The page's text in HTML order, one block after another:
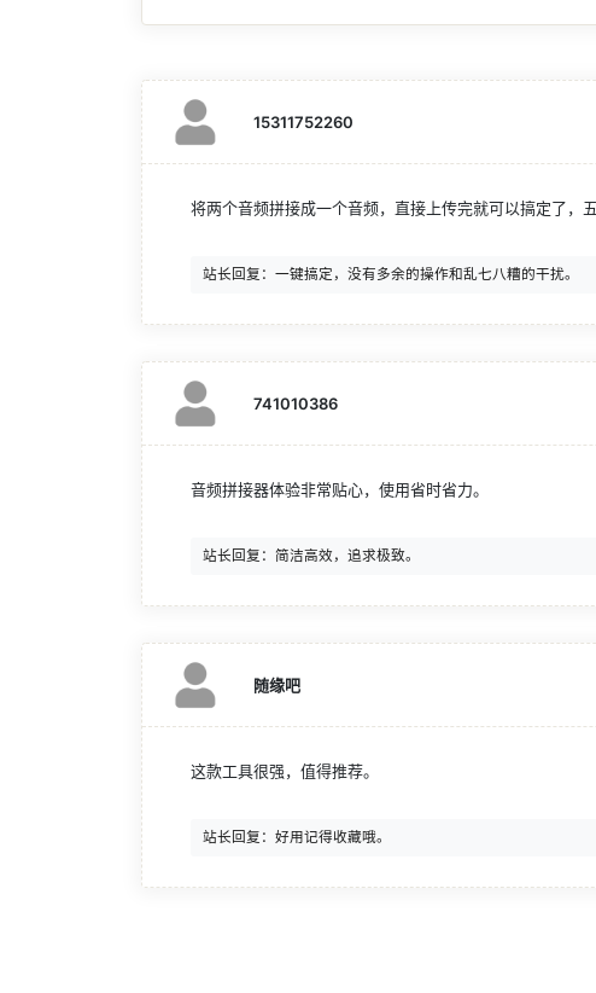
15311752260
将两个音频拼接成一个音频，直接上传完就可以搞定了，五
741010386
音频拼接器体验非常贴心，使用省时省力。
随缘吧
这款工具很强，值得推荐。